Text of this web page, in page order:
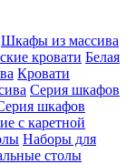
Шкафы из массива
кровати Белая
Кровати
Серия шкафов
шкафов
с каретной
Наборы для
столы